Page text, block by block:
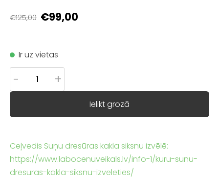
€125,00 €99,00
Ir uz vietas
- +
Ielikt grozā
Ceļvedis Suņu dresūras kakla siksnu izvēlē:
https://www.labocenuveikals.lv/info-1/kuru-sunu-
dresuras-kakla-siksnu-izveleties/